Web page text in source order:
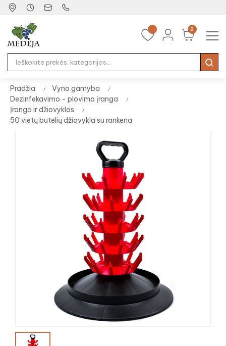
0
☰
Pradžia
Vyno gamyba
Dezinfekavimo - plovimo įranga
Įranga ir džiovyklos
50 vietų butelių džiovykla su rankena